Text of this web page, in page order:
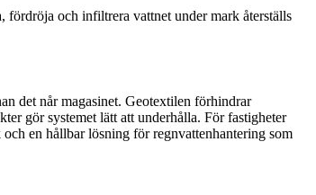
fördröja och infiltrera vattnet under mark återställs
det når magasinet. Geotextilen förhindrar
gör systemet lätt att underhålla. För fastigheter
en hållbar lösning för regnvattenhantering som